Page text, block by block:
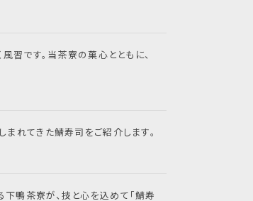
習です。当茶寮の菓心とともに、
れてきた鯖寿司をご紹介します。
鴨茶寮が、技と心を込めて「鯖寿